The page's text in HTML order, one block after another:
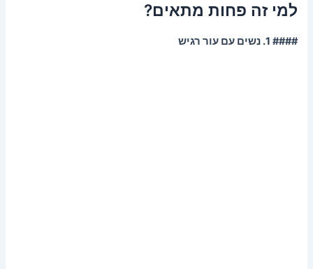
למי זה פחות מתאים?
#### 1. נשים עם עור רגיש